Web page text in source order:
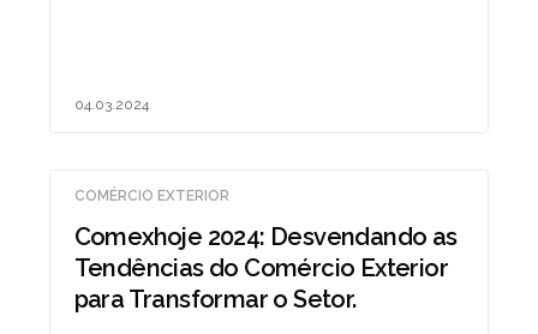
04.03.2024
COMÉRCIO EXTERIOR
Comexhoje 2024: Desvendando as
Tendências do Comércio Exterior
para Transformar o Setor.